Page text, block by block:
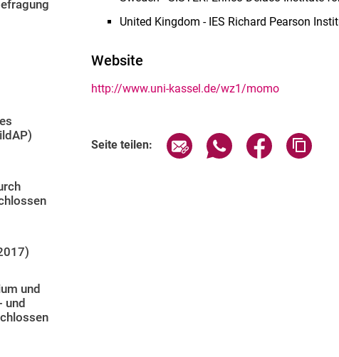
und
und
United Kingdom - IES Richard Pearson
Website
http://www.uni-kassel.de/wz1/momo
Seite teilen: Seite über E-Mail teilen
Seite überSeite über